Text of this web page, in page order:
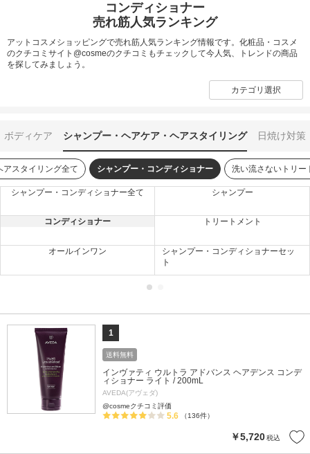
コンディショナー
売れ筋人気ランキング
アットコスメショッピングで売れ筋人気ランキング情報です。化粧品・コスメ
のクチコミサイト@cosmeのクチコミもチェックして今人気、トレンドの商品
を探してみましょう。
カテゴリ選択
ボディケア シャンプー・ヘアケア・ヘアスタイリング 日焼け対策
スタイリング全て シャンプー・コンディショナー 洗い流さないトリー
シャンプー・コンディショナー全て シャンプー
コンディショナー トリートメント
オールインワン
シャンプー・コンディショナーセッ
ト
1
送料無料
インヴァティ ウルトラ アドバンス ヘアデンス コンデ
ィショナー ライト / 200mL
AVEDA(アヴェダ)
@cosmeクチコミ評価
5.6 （136件）
￥5,720税込